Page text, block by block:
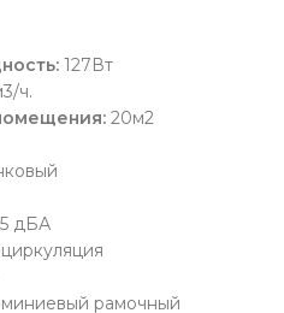
127Вт
ч.
20м2
дБА
рамочный